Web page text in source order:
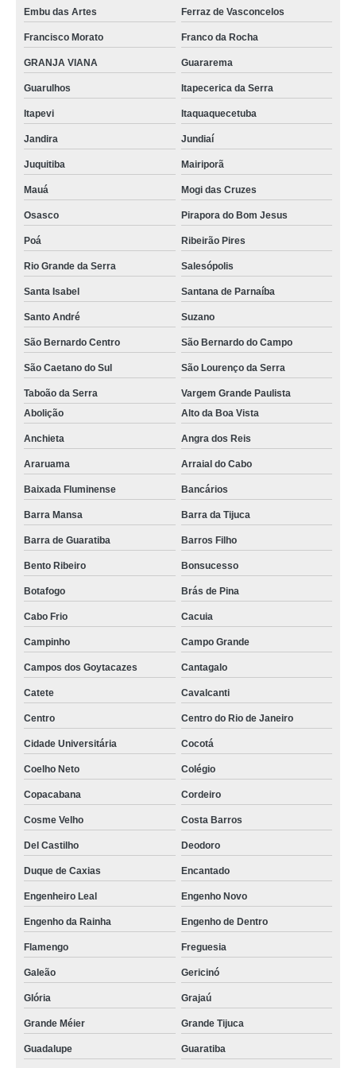
onde acho mobiliário técnico com regulagem elétrica de altura Mairiporã
onde tem mobiliário técnico cco São Gonçalo
mobiliário técnico com regulagem de altura preços Itatiaia
mobiliário técnico para monitoramento Itatiaia
onde acho mobiliário técnico cco Taubaté
mobiliário técnico laboratório preços Portuguesa
onde acho mobiliário técnico elevatória Santa Isabel
mobiliários técnicos elevatória Mandaqui
mobiliário técnico para centro de controle Niterói
mobiliário técnico laboratório preços Heliópolis
onde tem mobiliário técnico com regulagem de altura Santa Cecília
mobiliários técnicos com regulagem de altura Jardins
onde tem mobiliário técnico com regulagem elétrica de altura São Domingos
onde acho mobiliário técnico para centro de controle São Lourenço da Serra
mobiliários técnicos para salas de monitoramento Parque Vila Prudente
onde acho mobiliário técnico noc Santa Cecília
onde acho mobiliário técnico laboratório Tatuí
mobiliário técnico para centro de controle Anchieta
mobiliário técnico com regulagem elétrica de altura preços Coelho Neto
mobiliário técnico salas de controle preços Valinhos
mobiliário técnico cco preços Biritiba Mirim
mobiliário técnico para monitoramento Manaus
onde tem mobiliário técnico elevatória Praça da Bandeira
onde tem mobiliário técnico noc Parque Anchieta
mobiliários técnicos para centro de controle Itupeva
onde tem mobiliário técnico para monitoramento Vicente de Carvalho
onde acho mobiliário técnico para centro de controle Cotia
onde acho mobiliário técnico para monitoramento São Silvestre de Jacarei
mobiliário técnico para centro de controle preços Centro
onde tem mobiliário técnico para salas de monitoramento Cocais
Embu das Artes Ferraz de Vasconcelos
Francisco Morato Franco da Rocha
GRANJA VIANA Guararema
Guarulhos Itapecerica da Serra
Itapevi Itaquaquecetuba
Jandira Jundiaí
Juquitiba Mairiporã
Mauá Mogi das Cruzes
Osasco Pirapora do Bom Jesus
Poá Ribeirão Pires
Rio Grande da Serra Salesópolis
Santa Isabel Santana de Parnaíba
Santo André Suzano
São Bernardo Centro São Bernardo do Campo
São Caetano do Sul São Lourenço da Serra
Taboão da Serra
Vargem Grande Paulista
Abolição
Alto da Boa Vista
Anchieta Angra dos Reis
Araruama Arraial do Cabo
Baixada Fluminense Bancários
Barra Mansa Barra da Tijuca
Barra de Guaratiba Barros Filho
Bento Ribeiro Bonsucesso
Botafogo Brás de Pina
Cabo Frio Cacuia
Campinho Campo Grande
Campos dos Goytacazes Cantagalo
Catete Cavalcanti
Centro Centro do Rio de Janeiro
Cidade Universitária Cocotá
Coelho Neto Colégio
Copacabana Cordeiro
Cosme Velho Costa Barros
Del Castilho Deodoro
Duque de Caxias Encantado
Engenheiro Leal Engenho Novo
Engenho da Rainha Engenho de Dentro
Flamengo Freguesia
Galeão Gericinó
Glória Grajaú
Grande Méier Grande Tijuca
Guadalupe Guaratiba